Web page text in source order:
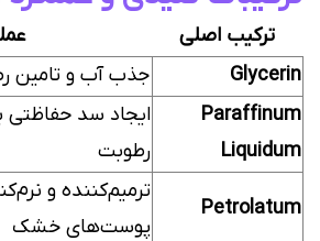
ترکیب اصلی
Glycerin
جذب آب و تامین
Paraffinum
Liquidum
ایجاد سد حفاظتی
رطوبت
Petrolatum
ترمیم‌کننده و
پوست‌های خشک